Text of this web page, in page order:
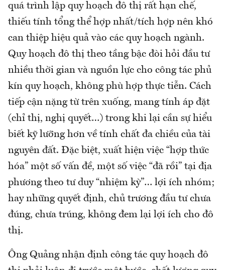
quá trình lập quy hoạch đô thị rất hạn chế,
thiếu tính tổng thể hợp nhất/tích hợp nên khó
can thiệp hiệu quả vào các quy hoạch ngành.
Quy hoạch đô thị theo tầng bậc đòi hỏi đầu tư
nhiều thời gian và nguồn lực cho công tác phủ
kín quy hoạch, không phù hợp thực tiễn. Cách
tiếp cận nặng từ trên xuống, mang tính áp đặt
(chỉ thị, nghị quyết…) trong khi lại cần sự hiểu
biết kỹ lưỡng hơn về tính chất đa chiều của tài
nguyên đất. Đặc biệt, xuất hiện việc “hợp thức
hóa” một số vấn đề, một số việc “đã rồi” tại địa
phương theo tư duy “nhiệm kỳ”… lợi ích nhóm;
hay những quyết định, chủ trương đầu tư chưa
đúng, chưa trúng, không đem lại lợi ích cho đô
thị.
Ông Quảng nhận định công tác quy hoạch đô